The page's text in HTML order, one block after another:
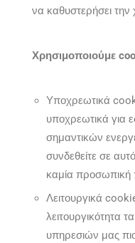
να καθυστερήσει
Χρησιμοποιούμε
Υποχρεωτικά
υποχρεωτικά για
σημαντικών
συνδεθείτε σε
καμία προσωπική
Λειτουργικά
λειτουργικότητα
υπηρεσιών μας